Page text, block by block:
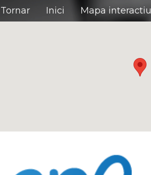
Tornar Inici Mapa interactiu